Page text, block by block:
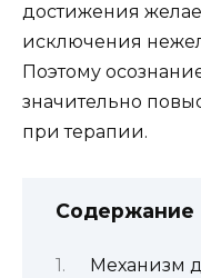
достижения
исключения
Поэтому
значительно
при терапии.
Содержание
Механизм